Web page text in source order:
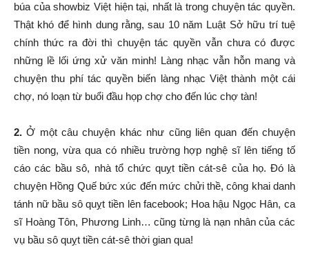
búa của showbiz Việt hiện tại, nhất là trong chuyện tác quyền.
Thật khó để hình dung rằng, sau 10 năm Luật Sở hữu trí tuệ
chính thức ra đời thì chuyện tác quyền vẫn chưa có được
những lề lối ứng xử văn minh! Làng nhạc vẫn hỗn mang và
chuyện thu phí tác quyền biến làng nhạc Việt thành một cái
chợ, nó loạn từ buổi đầu họp chợ cho đến lúc chợ tàn!
2. Ở một câu chuyện khác như cũng liên quan đến chuyện
tiền nong, vừa qua có nhiều trường hợp nghệ sĩ lên tiếng tố
cáo các bầu sô, nhà tổ chức quỵt tiền cát-sê của họ. Ðó là
chuyện Hồng Quế bức xúc đến mức chửi thề, công khai danh
tánh nữ bầu sô quỵt tiền lên facebook; Hoa hậu Ngọc Hân, ca
sĩ Hoàng Tôn, Phương Linh… cũng từng là nạn nhân của các
vụ bầu sô quỵt tiền cát-sê thời gian qua!